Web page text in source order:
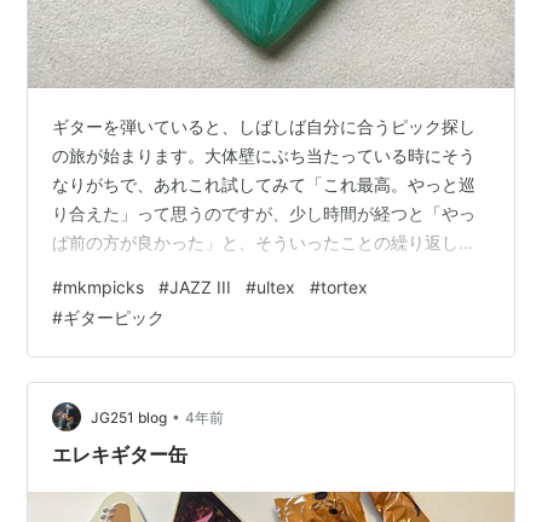
ギターを弾いていると、しばしば自分に合うピック探し
の旅が始まります。大体壁にぶち当たっている時にそう
なりがちで、あれこれ試してみて「これ最高。やっと巡
り合えた」って思うのですが、少し時間が経つと「やっ
ぱ前の方が良かった」と、そういったことの繰り返し
ULTEX。時々、右側の同じくジムダンロップ TORTEX
JAZZ IIIを使ってみるものの、すぐにULTEXに戻るといっ
た感じでした。やっぱULTEXやなーと。 そんな時に出会
ったのがこのピック。
#mkmpicks #JAZZ III #ultex #tortex
#ギターピック
JG251 blog • 4年前
エレキギター缶